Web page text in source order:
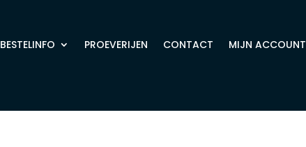
BESTELINFO PROEVERIJEN CONTACT MIJN ACCOUNT